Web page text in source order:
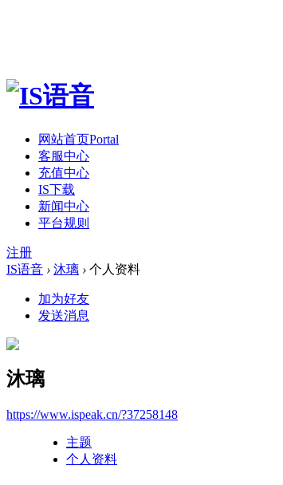
网站首页Portal
客服中心
充值中心
IS下载
新闻中心
平台规则
注册
IS语音 › 沐璃 › 个人资料
加为好友
发送消息
沐璃
https://www.ispeak.cn/?37258148
主题
个人资料